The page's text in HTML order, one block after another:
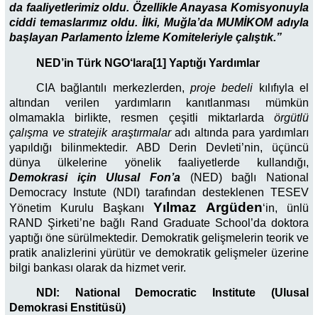
da faaliyetlerimiz oldu. Özellikle Anayasa Komisyonuyla
ciddi temaslarımız oldu. İlki, Muğla’da MUMİKOM adıyla
başlayan Parlamento İzleme Komiteleriyle çalıştık.”
NED’in Türk NGO‘lara[1] Yaptığı Yardımlar
CIA bağlantılı merkezlerden, proje bedeli kılıfıyla el
altından verilen yardımların kanıtlanması mümkün
olmamakla birlikte, resmen çeşitli miktarlarda örgütlü
çalışma ve stratejik araştırmalaradı altında para yardımları
yapıldığı bilinmektedir. ABD Derin Devleti’nin, üçüncü
dünya ülkelerine yönelik faaliyetlerde kullandığı,
Demokrasi için Ulusal Fon’a (NED) bağlı National
Democracy Instute (NDI) tarafından desteklenen TESEV
Yönetim Kurulu Başkanı
Yılmaz Argüden‘in, ünlü
RAND Şirketi’ne bağlı Rand Graduate School’da doktora
yaptığı öne sürülmektedir. Demokratik gelişmelerin teorik ve
pratik analizlerini yürütür ve demokratik gelişmeler üzerine
bilgi bankası olarak da hizmet verir.
NDI: National Democratic Institute (Ulusal
Demokrasi Enstitüsü)